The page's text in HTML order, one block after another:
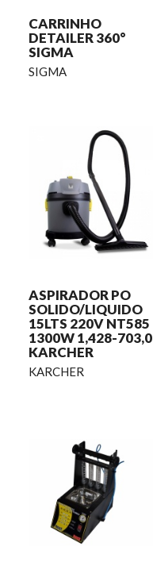
CARRINHO
DETAILER 360°
SIGMA
SIGMA
ASPIRADOR PO
SOLIDO/LIQUIDO
15LTS 220V NT585
1300W 1,428-703,0
KARCHER
KARCHER